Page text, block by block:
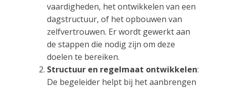
vaardigheden, het ontwikkelen van een
dagstructuur, of het opbouwen van
zelfvertrouwen. Er wordt gewerkt aan
de stappen die nodig zijn om deze
doelen te bereiken.
Structuur en regelmaat ontwikkelen:
De begeleider helpt bij het aanbrengen